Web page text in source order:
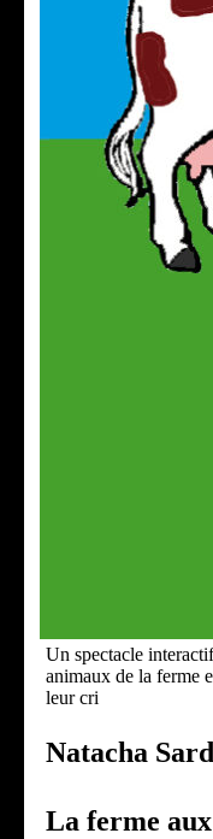
Un spectacle
animaux de la ferme
leur cri
Natacha
La ferme